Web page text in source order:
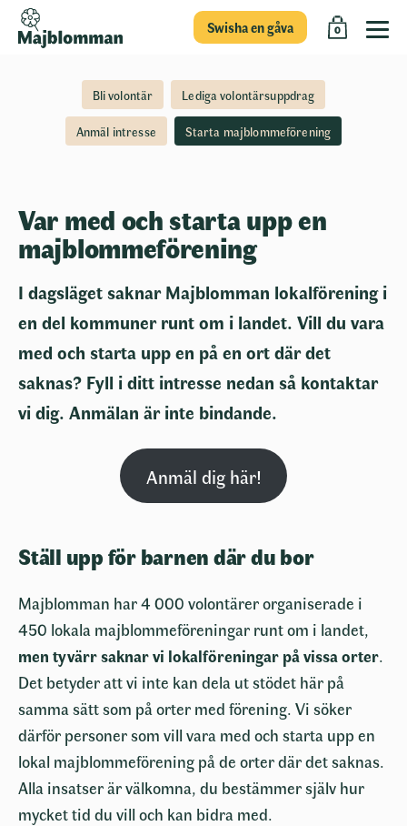
0
Swisha en gåva
Bli volontär Lediga volontärsuppdrag
Anmäl intresse Starta majblommeförening
Var med och starta upp en
majblommeförening
I dagsläget saknar Majblomman lokalförening i
en del kommuner runt om i landet. Vill du vara
med och starta upp en på en ort där det
saknas? Fyll i ditt intresse nedan så kontaktar
vi dig. Anmälan är inte bindande.
Anmäl dig här!
Ställ upp för barnen där du bor
Majblomman har 4 000 volontärer organiserade i
450 lokala majblommeföreningar runt om i landet,
men tyvärr saknar vi lokalföreningar på vissa orter.
Det betyder att vi inte kan dela ut stödet här på
samma sätt som på orter med förening. Vi söker
därför personer som vill vara med och starta upp en
lokal majblommeförening på de orter där det saknas.
Alla insatser är välkomna, du bestämmer själv hur
mycket tid du vill och kan bidra med.